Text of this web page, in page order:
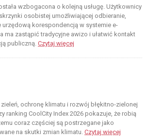
wzbogacona o kolejną usługę. Użytkownicy
osobistej umożliwiającej odbieranie,
urzędową korespondencją w systemie e-
ma zastąpić tradycyjne awizo i ułatwić kontakt
publiczną. Czytaj więcej
ochronę klimatu i rozwój błękitno-zielonej
ranking CoolCity Index 2026 pokazuje, że robią
coraz częściej są postrzegane jako
na skutki zmian klimatu. Czytaj więcej